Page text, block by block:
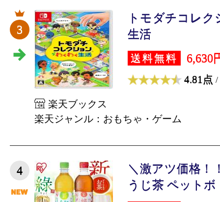
3
トモダチコレ
生活
送料無料 6,630
4.81点 /
楽天ブックス
楽天ジャンル：おもちゃ・ゲーム
4
＼激アツ価格！
うじ茶 ペットボ